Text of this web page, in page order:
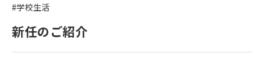
寄付金のご案内
#学校生活
新任のご紹介